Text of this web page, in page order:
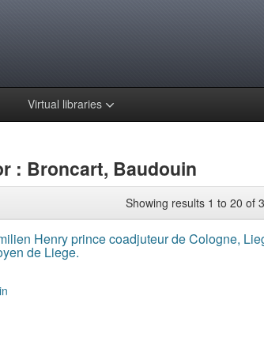
Virtual libraries
: Broncart, Baudouin
Showing results 1 to 20 of
Henry prince coadjuteur de Cologne,
de Liege.